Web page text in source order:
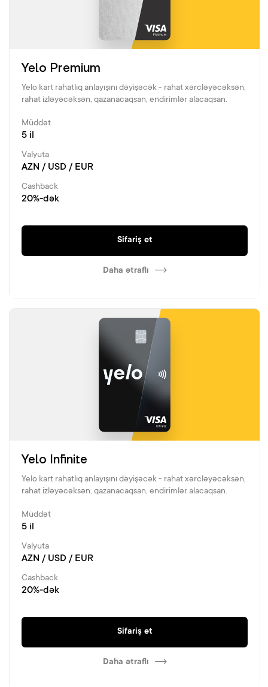
Yelo Premium
Yelo kart rahatlıq anlayışını dəyişəcək - rahat xərcləyəcəksən,
rahat izləyəcəksən, qazanacaqsan, endirimlər alacaqsan.
Müddət
5 il
Valyuta
AZN / USD / EUR
Cashback
20%-dək
Sifariş et
Daha ətraflı
Yelo Infinite
Yelo kart rahatlıq anlayışını dəyişəcək - rahat xərcləyəcəksən,
rahat izləyəcəksən, qazanacaqsan, endirimlər alacaqsan.
Müddət
5 il
Valyuta
AZN / USD / EUR
Cashback
20%-dək
Sifariş et
Daha ətraflı